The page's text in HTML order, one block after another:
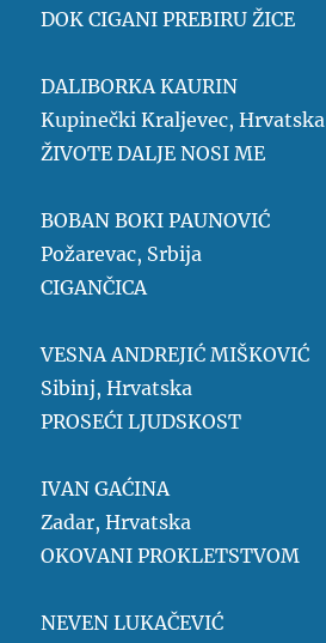
DOK CIGANI PREBIRU ŽICE
DALIBORKA KAURIN
Kupinečki Kraljevec, Hrvatska
ŽIVOTE DALJE NOSI ME
BOBAN BOKI PAUNOVIĆ
Požarevac, Srbija
CIGANČICA
VESNA ANDREJIĆ MIŠKOVIĆ
Sibinj, Hrvatska
PROSEĆI LJUDSKOST
IVAN GAĆINA
Zadar, Hrvatska
OKOVANI PROKLETSTVOM
NEVEN LUKAČEVIĆ